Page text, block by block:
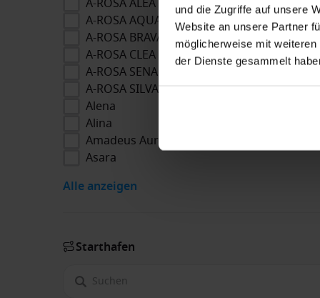
und die Zugriffe auf unsere
Website an unsere Partner
möglicherweise mit
der Dienste gesammelt
A-ROSA AQUA
A-ROSA BRAVA
A-ROSA CLEA
A-ROSA SENA
A-ROSA SILVA
Alena
Alina
Amadeus Aurea
Asara
Alle anzeigen
Starthafen